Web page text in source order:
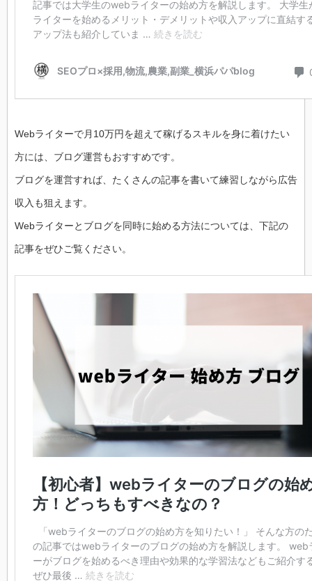
Webライターで月10万円を超えて稼げるスキルを身に着けたい
方には、ブログ運営もおすすめです。
ブログを運営すれば、たくさんの記事を書いて練習しながら広告
収入も狙えます。
Webライターとブログを同時に始める方法については、下記の
記事をぜひご覧ください。